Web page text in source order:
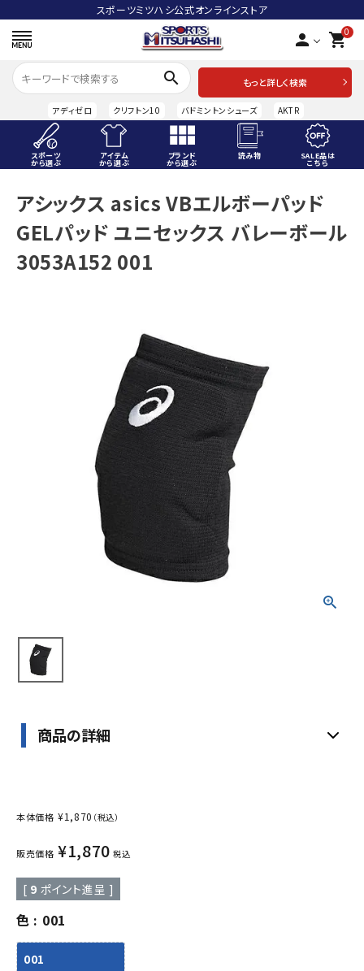
スポーツミツハシ公式オンラインストア
person 0
shopping_cart
search
もっと詳しく検索
アディゼロ クリフトン10 バドミントンシューズ AKTR
スポーツ
から選ぶ
アイテム
から選ぶ
ブランド
から選ぶ
読み物 SALE品は
こちら
ACCOUNT MENU
ようこそ ゲスト 様
meeting_room ログイン person
INFORMATIOM
アシックス asics VBエルボーパッド
GELパッド ユニセックス バレーボール
3053A152 001
商品の詳細
本体価格 ¥1,870 （税込）
販売価格 ¥1,870 税込
[ 9 ポイント進呈 ]
色 001
001